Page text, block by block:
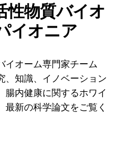
性物質バイオ
イオニア
イオーム専門家チーム
、知識、イノベーション
腸内健康に関するホワイ
最新の科学論文をご覧く